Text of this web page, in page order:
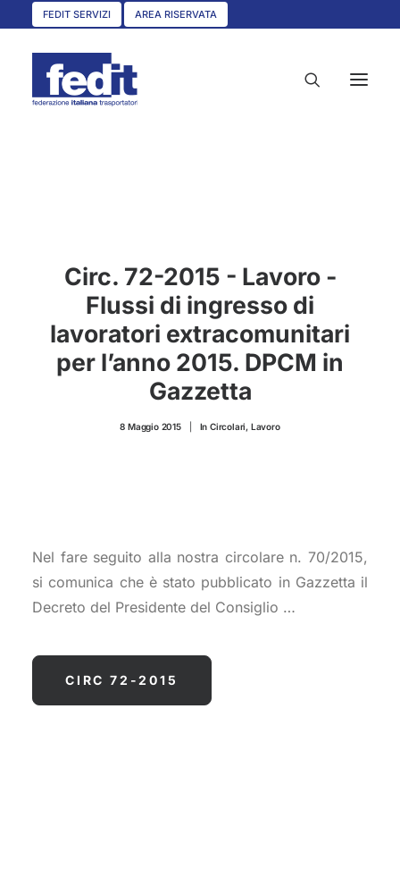
FEDIT SERVIZI AREA RISERVATA
CIRCOLARI
UNISCITI A NOI
CONVENZIONI
ASSOCIAZIONI TERRITORIALI
Circ. 72-2015 - Lavoro -
Flussi di ingresso di
lavoratori extracomunitari
per l’anno 2015. DPCM in
Gazzetta
8 Maggio 2015 In Circolari, Lavoro
Nel fare seguito alla nostra circolare n. 70/2015,
si comunica che è stato pubblicato in Gazzetta il
Decreto del Presidente del Consiglio …
CIRC 72-2015